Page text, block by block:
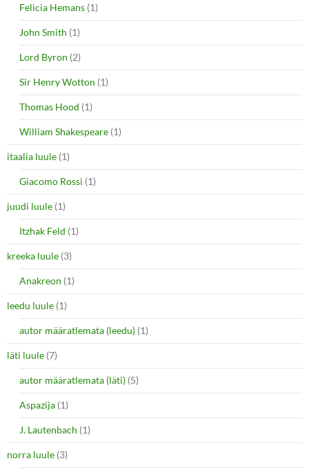
Felicia Hemans (1)
John Smith (1)
Lord Byron (2)
Sir Henry Wotton (1)
Thomas Hood (1)
William Shakespeare (1)
itaalia luule (1)
Giacomo Rossi (1)
juudi luule (1)
Itzhak Feld (1)
kreeka luule (3)
Anakreon (1)
leedu luule (1)
autor määratlemata (leedu) (1)
läti luule (7)
autor määratlemata (läti) (5)
Aspazija (1)
J. Lautenbach (1)
norra luule (3)